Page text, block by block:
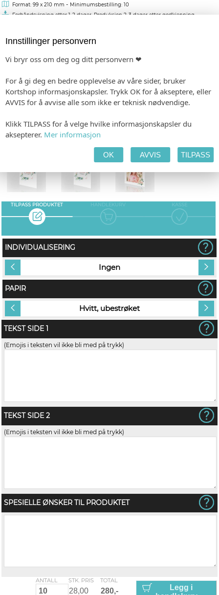
Format: 99 x 210 mm - Minimumsbestilling: 10
Forhåndsvisning etter 1-2 dager. Produksjon 2-3 dager etter godkjenning.
Fra kr 12,00
Vis pristabell
MATCHENDE PRODUKTER:
BORDKORT I PAPIR
INVITASJON
GAVELISTE TAKKEKORT
TILPASS PRODUKTET HANDLEKURV KASSE
INDIVIDUALISERING
Ingen
PAPIR
Hvitt, ubestrøket
TEKST SIDE 1
(Emojis i teksten vil ikke bli med på trykk)
TEKST SIDE 2
(Emojis i teksten vil ikke bli med på trykk)
SPESIELLE ØNSKER TIL PRODUKTET
ANTALL STK. PRIS TOTAL
Legg i
Innstillinger personvern
Vi bryr oss om deg og ditt personvern ❤
For å gi deg en bedre opplevelse av våre sider, bruker
Kortshop informasjonskapsler. Trykk OK for å akseptere, eller
AVVIS for å avvise alle som ikke er teknisk nødvendige.
Klikk TILPASS for å velge hvilke informasjonskapsler du
aksepterer. Mer informasjon
OK AVVIS TILPASS